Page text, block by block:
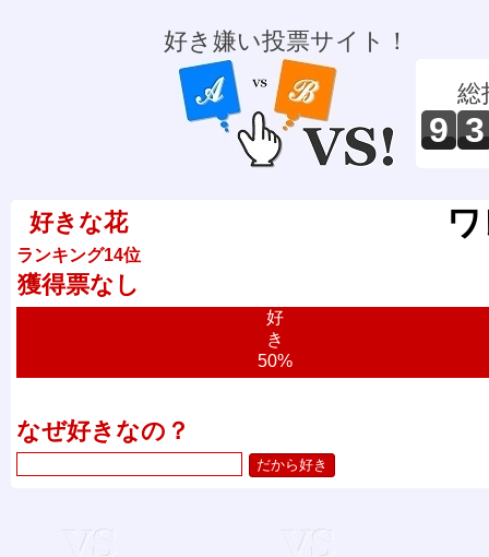
好き嫌い投票サイト！
総
9 3
好きな花
ランキング14位
獲得票なし
好
き
50%
なぜ好きなの？